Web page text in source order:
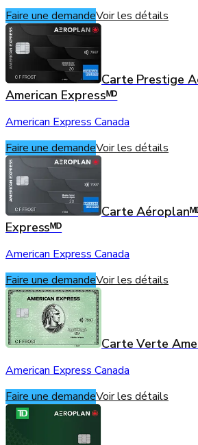
Faire une demandeVoir les détails
Carte Prestige
American Expressᴹᴰ
American Express Canada
Faire une demandeVoir les détails
Carte
Expressᴹᴰ
American Express Canada
Faire une demandeVoir les détails
Carte Verte
American Express Canada
Faire une demandeVoir les détails